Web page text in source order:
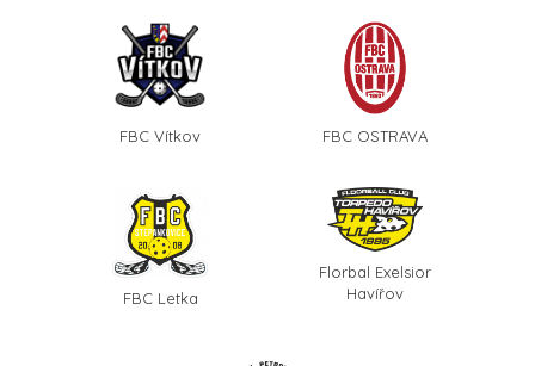
FBC Vítkov FBC OSTRAVA
FBC Letka
Florbal Exelsior
Havířov